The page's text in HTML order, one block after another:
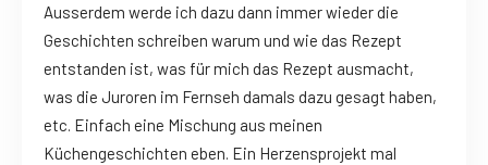
Ausserdem werde ich dazu dann immer wieder die
Geschichten schreiben warum und wie das Rezept
entstanden ist, was für mich das Rezept ausmacht,
was die Juroren im Fernseh damals dazu gesagt haben,
etc. Einfach eine Mischung aus meinen
Küchengeschichten eben. Ein Herzensprojekt mal